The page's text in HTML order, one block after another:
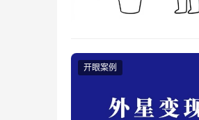
开眼案例